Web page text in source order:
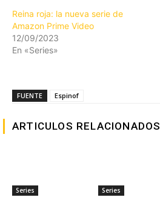
Reina roja: la nueva serie de
Amazon Prime Video
12/09/2023
En «Series»
FUENTE Espinof
ARTICULOS RELACIONADOS
Series Series